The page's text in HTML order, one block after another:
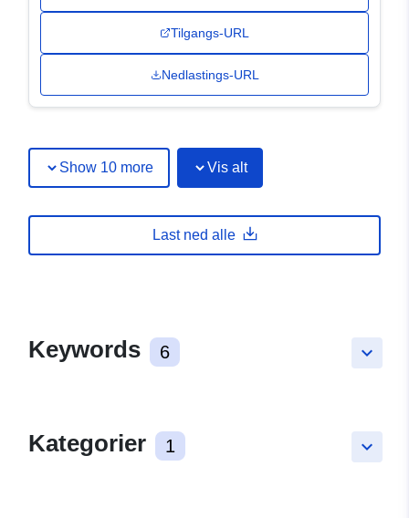
Tilgangs-URL
Nedlastings-URL
Show 10 more Vis alt
Last ned alle
keyboard_arrow_down
Keywords 6
keyboard_arrow_down
Kategorier 1